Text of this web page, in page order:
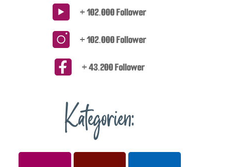
+ 102.000 Follower
+ 102.000 Follower
+ 43.200 Follower
Kategorien: